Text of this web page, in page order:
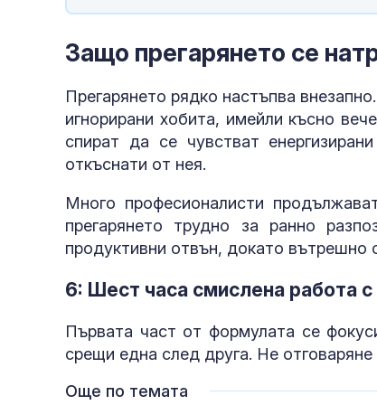
Защо прегарянето се
Прегарянето рядко настъпва
игнорирани хобита, имейли късно
спират да се чувстват
откъснати от нея.
Много професионалисти
прегарянето трудно за ранно
продуктивни отвън, докато вътрешно
6: Шест часа смислена работа
Първата част от формулата се
срещи една след друга. Не
Още по темата